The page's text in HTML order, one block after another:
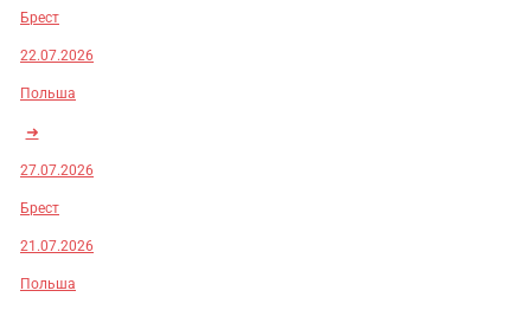
Брест
22.07.2026
Польша
➜
27.07.2026
Брест
21.07.2026
Польша